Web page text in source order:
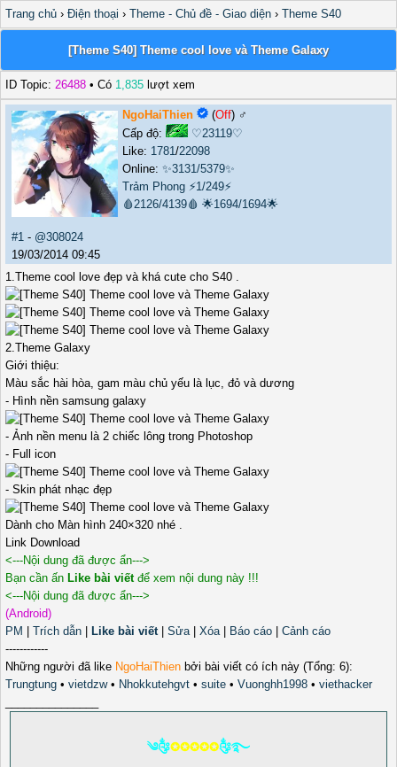
Trang chủ › Điện thoại › Theme - Chủ đề - Giao diện › Theme S40
[Theme S40] Theme cool love và Theme Galaxy
ID Topic: 26488 • Có 1,835 lượt xem
NgoHaiThien (Off) ♂️
Cấp độ:
♡23119♡
Like: 1781/22098
Online: ✨3131/5379✨
Trảm Phong ⚡1/249⚡
🩸2126/4139🩸 🌟1694/1694🌟
#1 - @308024
19/03/2014 09:45
1.Theme cool love đẹp và khá cute cho S40 .
2.Theme Galaxy
Giới thiệu:
Màu sắc hài hòa, gam màu chủ yếu là lục, đỏ và dương
- Hình nền samsung galaxy
- Ảnh nền menu là 2 chiếc lông trong Photoshop
- Full icon
- Skin phát nhạc đẹp
Dành cho Màn hình 240×320 nhé .
Link Download
<---Nội dung đã được ẩn--->
Bạn cần ấn Like bài viếtđể xem nội dung này !!!
<---Nội dung đã được ẩn--->
(Android)
PM
Trích dẫn Like bài viết| Sửa| Xóa| Báo cáo
Cảnh cáo
------------
Những người đã like NgoHaiThien bởi bài viết có ích này (Tổng: 6):
Trungtung • vietdzw• Nhokkutehgvt • suite • Vuonghh1998 • viethacker
༄༂✪✪✪✪✪༂࿐